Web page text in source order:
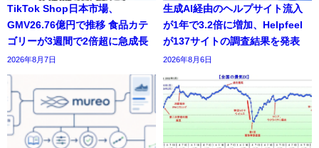
TikTok Shop日本市場、
GMV26.76億円で推移 食品カテ
ゴリーが3週間で2倍超に急成長
2026年8月7日
生成AI経由のヘルプサイト流入
が1年で3.2倍に増加、Helpfeel
が137サイトの調査結果を発表
2026年8月6日